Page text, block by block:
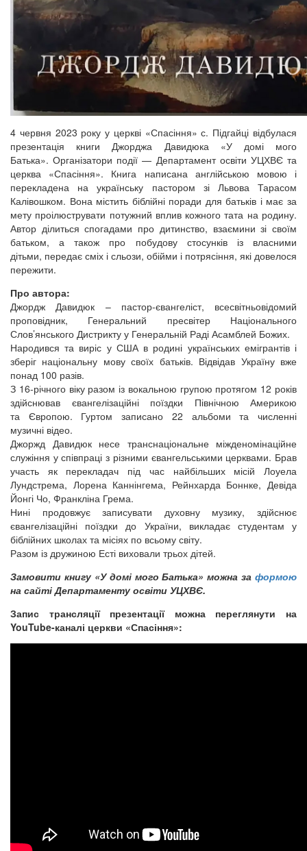
4 червня 2023 року у церкві «Спасіння» с. Підгайці відбулася
презентація книги Джорджа Давидюка «У домі мого
Батька». Організатори події— Департамент освіти УЦХВЄ та
церква «Спасіння». Книга написана англійською мовою і
перекладена на українську пастором зі Львова Тарасом
Калівошком. Вона містить біблійні поради для батьків і має за
мету проілюструвати потужний вплив кожного тата на родину.
Автор ділиться спогадами про дитинство, взаємини зі своїм
батьком, а також про побудову стосунків із власними
дітьми, передає сміх і сльози, обійми і потрясіння, які довелося
пережити.
Про автора:
Джордж Давидюк – пастор-євангеліст, всесвітньовідомий
проповідник, Генеральний пресвітер Національного
Слов’янського Дистрикту у Генеральній Раді Асамблей Божих.
Народився та виріс у США в родині українських емігрантів і
зберіг національну мову своїх батьків. Відвідав Україну вже
понад 100 разів.
З 16-річного віку разом із вокальною групою протягом 12 років
здійснював євангелізаційні поїздки Північною Америкою
та Європою. Гуртом записано 22 альбоми та численні
музичні відео.
Джоржд Давидюк несе транснаціональне міжденомінаційне
служіння у співпраці з різними євангельськими церквами. Брав
участь як перекладач під час найбільших місій Лоуела
Лундстрема, Лорена Каннінгема, Рейнхарда Боннке, Девіда
Йонгі Чо, Франкліна Грема.
Нині продовжує записувати духовну музику, здійснює
євангелізаційні поїздки до України, викладає студентам у
біблійних школах та місіях по всьому світу.
Разом із дружиною Есті виховали трьох дітей.
Замовити книгу «У домі мого Батька» можна за формою
на сайті Департаменту освіти УЦХВЄ.
Запис трансляції презентації можна переглянути на
YouTube-каналі церкви «Спасіння»: